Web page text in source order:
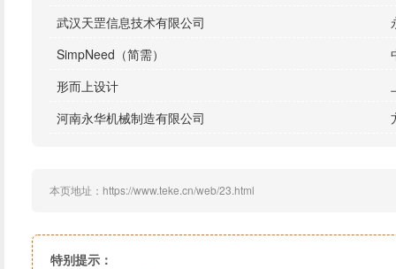
武汉天罡信息技术有限公司
SimpNeed（简需）
形而上设计
河南永华机械制造有限公司
本页地址：https://www.teke.cn/web/23.html
特别提示：